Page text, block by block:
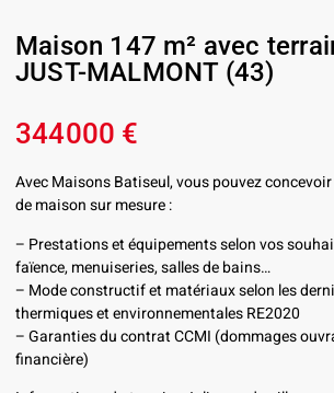
Maison 147 m² avec
JUST-MALMONT (43)
344000 €
Avec Maisons Batiseul, vous pouvez
de maison sur mesure :
– Prestations et équipements selon vos
faïence, menuiseries, salles de bains…
– Mode constructif et matériaux selon les
thermiques et environnementales RE2020
– Garanties du contrat CCMI (dommages
financière)